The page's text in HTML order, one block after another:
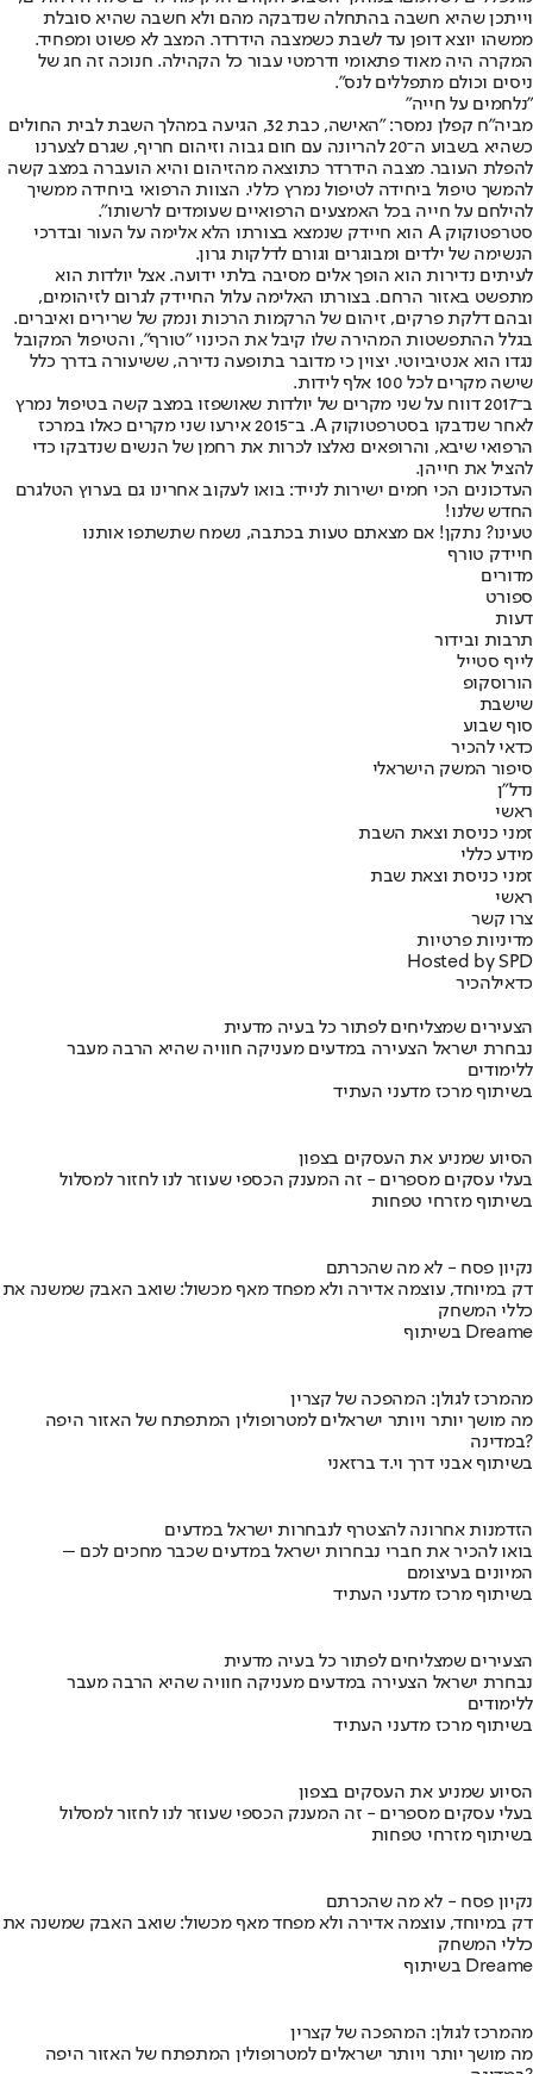
וייתכן שהיא חשבה בהתחלה שנדבקה מהם ולא חשבה שהיא סובלת
ממשהו יוצא דופן עד לשבת כשמצבה הידרדר. המצב לא פשוט ומפחיד.
המקרה היה מאוד פתאומי ודרמטי עבור כל הקהילה. חנוכה זה חג של
ניסים וכולם מתפללים לנס".
"נלחמים על חייה"
מביה"ח קפלן נמסר: "האישה, כבת 32, הגיעה במהלך השבת לבית החולים
כשהיא בשבוע ה־20 להריונה עם חום גבוה וזיהום חריף, שגרם לצערנו
להפלת העובר. מצבה הידרדר כתוצאה מהזיהום והיא הועברה במצב קשה
להמשך טיפול ביחידה לטיפול נמרץ כללי. הצוות הרפואי ביחידה ממשיך
להילחם על חייה בכל האמצעים הרפואיים שעומדים לרשותו".
סטרפטוקוק A הוא חיידק שנמצא בצורתו הלא אלימה על העור ובדרכי
הנשימה של ילדים ומבוגרים וגורם לדלקות גרון.
לעיתים נדירות הוא הופך אלים מסיבה בלתי ידועה. אצל יולדות הוא
מתפשט באזור הרחם. בצורתו האלימה עלול החיידק לגרום לזיהומים,
ובהם דלקת פרקים, זיהום של הרקמות הרכות ונמק של שרירים ואיברים.
בגלל ההתפשטות המהירה שלו קיבל את הכינוי "טורף", והטיפול המקובל
נגדו הוא אנטיביוטי. יצוין כי מדובר בתופעה נדירה, ששיעורה בדרך כלל
שישה מקרים לכל 100 אלף לידות.
ב־2017 דווח על שני מקרים של יולדות שאושפזו במצב קשה בטיפול נמרץ
לאחר שנדבקו בסטרפטוקוק A. ב־2015 אירעו שני מקרים כאלו במרכז
הרפואי שיבא, והרופאים נאלצו לכרות את רחמן של הנשים שנדבקו כדי
להציל את חייהן.
העדכונים הכי חמים ישירות לנייד: בואו לעקוב אחרינו גם בערוץ הטלגרם
החדש שלנו!
טעינו? נתקן! אם מצאתם טעות בכתבה, נשמח שתשתפו אותנו
חיידק טורף
מדורים
ספורט
דעות
תרבות ובידור
לייף סטייל
הורוסקופ
שישבת
סוף שבוע
כדאי להכיר
סיפור המשק הישראלי
נדל"ן
ראשי
זמני כניסת וצאת השבת
מידע כללי
זמני כניסת וצאת שבת
ראשי
צרו קשר
מדיניות פרטיות
Hosted by SPD
כדאילהכיר
הצעירים שמצליחים לפתור כל בעיה מדעית
נבחרת ישראל הצעירה במדעים מעניקה חוויה שהיא הרבה מעבר
ללימודים
בשיתוף מרכז מדעני העתיד
הסיוע שמניע את העסקים בצפון
בעלי עסקים מספרים - זה המענק הכספי שעוזר לנו לחזור למסלול
בשיתוף מזרחי טפחות
נקיון פסח - לא מה שהכרתם
דק במיוחד, עוצמה אדירה ולא מפחד מאף מכשול: שואב האבק שמשנה את
כללי המשחק
בשיתוף Dreame
מהמרכז לגולן: המהפכה של קצרין
מה מושך יותר ויותר ישראלים למטרופולין המתפתח של האזור היפה
במדינה?
בשיתוף אבני דרך וי.ד ברזאני
הזדמנות אחרונה להצטרף לנבחרות ישראל במדעים
בואו להכיר את חברי נבחרות ישראל במדעים שכבר מחכים לכם –
המיונים בעיצומם
בשיתוף מרכז מדעני העתיד
הצעירים שמצליחים לפתור כל בעיה מדעית
נבחרת ישראל הצעירה במדעים מעניקה חוויה שהיא הרבה מעבר
ללימודים
בשיתוף מרכז מדעני העתיד
הסיוע שמניע את העסקים בצפון
בעלי עסקים מספרים - זה המענק הכספי שעוזר לנו לחזור למסלול
בשיתוף מזרחי טפחות
נקיון פסח - לא מה שהכרתם
דק במיוחד, עוצמה אדירה ולא מפחד מאף מכשול: שואב האבק שמשנה את
כללי המשחק
בשיתוף Dreame
מהמרכז לגולן: המהפכה של קצרין
מה מושך יותר ויותר ישראלים למטרופולין המתפתח של האזור היפה